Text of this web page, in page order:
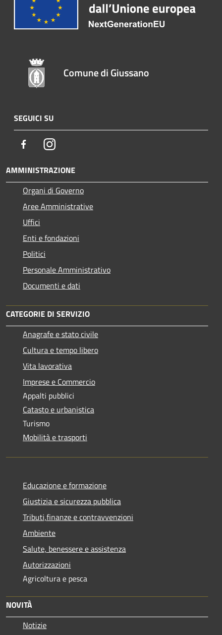
Comune di Giussano
SEGUICI SU
FacebookInstagram
AMMINISTRAZIONE
Organi di Governo
Aree Amministrative
Uffici
Enti e fondazioni
Politici
Personale Amministrativo
Documenti e dati
CATEGORIE DI SERVIZIO
Anagrafe e stato civile
Cultura e tempo libero
Vita lavorativa
Imprese e Commercio
Appalti pubblici
Catasto e urbanistica
Turismo
Mobilità e trasporti
Educazione e formazione
Giustizia e sicurezza pubblica
Tributi,finanze e contravvenzioni
Ambiente
Salute, benessere e assistenza
Autorizzazioni
Agricoltura e pesca
NOVITÀ
Notizie